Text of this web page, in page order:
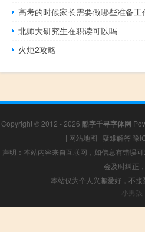
高考的时候家长需要做哪些准备工
北师大研究生在职读可以吗
火炬2攻略
Copyright © 2012 - 2026 酷字千寻字体网
| 网站地图 | 疑难解答 豫
声明：本站内容来自互联网，如信息有错误
会及时纠正
本站仅为个人兴趣爱好，不
小男孩